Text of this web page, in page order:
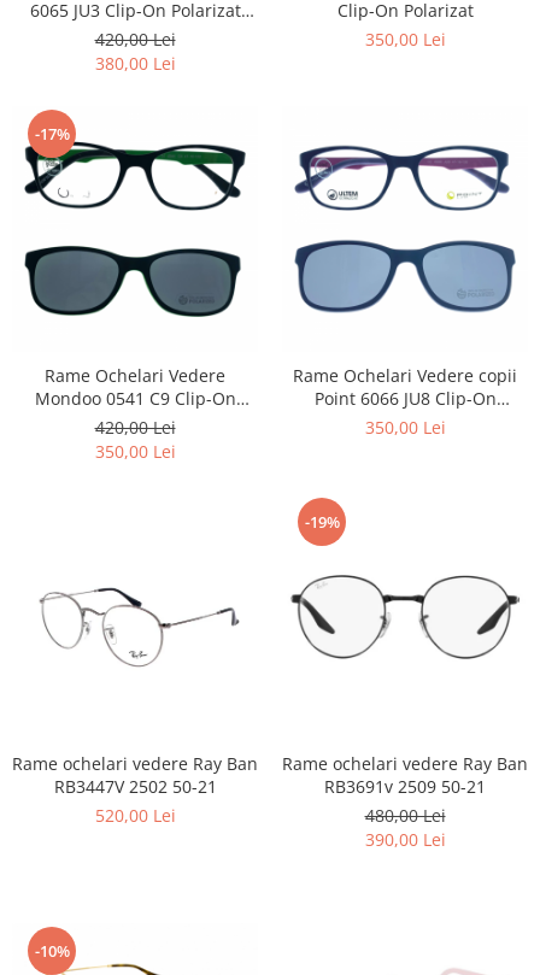
Carbon / Metal
Metal ( Aluminum )
Metal + Plastic
Titan + Aur
Titan + silicon
Ultem
Brand
Ben.X
Blumarine
Cazal
CK
Furla
Gucci
J.F.Rey
Mondoo
Montblanc
6065 JU3 Clip-On Polarizat
Kids
420,00 Lei
380,00 Lei
Clip-On Polarizat
350,00 Lei
-17%
Rame Ochelari Vedere
Mondoo 0541 C9 Clip-On
Polarizat
420,00 Lei
350,00 Lei
Rame Ochelari Vedere copii
Point 6066 JU8 Clip-On
Polarizat
350,00 Lei
Rame ochelari vedere Ray Ban
RB3447V 2502 50-21
520,00 Lei
-19%
Rame ochelari vedere Ray Ban
RB3691v 2509 50-21
480,00 Lei
390,00 Lei
-10%